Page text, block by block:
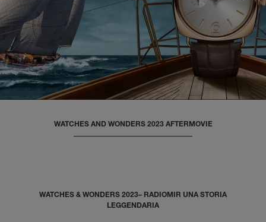
WATCHES AND WONDERS 2023 AFTERMOVIE
WATCHES & WONDERS 2023– RADIOMIR UNA STORIA
LEGGENDARIA